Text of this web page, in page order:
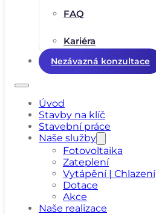
FAQ
Kariéra
Nezávazná konzultace
Úvod
Stavby na klíč
Stavební práce
Naše služby
Fotovoltaika
Zateplení
Vytápění | Chlazení
Dotace
Akce
Naše realizace